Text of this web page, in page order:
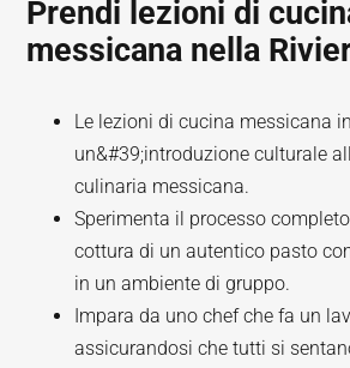
Prendi lezioni di
messicana nella
Le lezioni di cucina messicana
un&#39;introduzione culturale
culinaria messicana.
Sperimenta il processo
cottura di un autentico pasto
in un ambiente di gruppo.
Impara da uno chef che fa un
assicurandosi che tutti si